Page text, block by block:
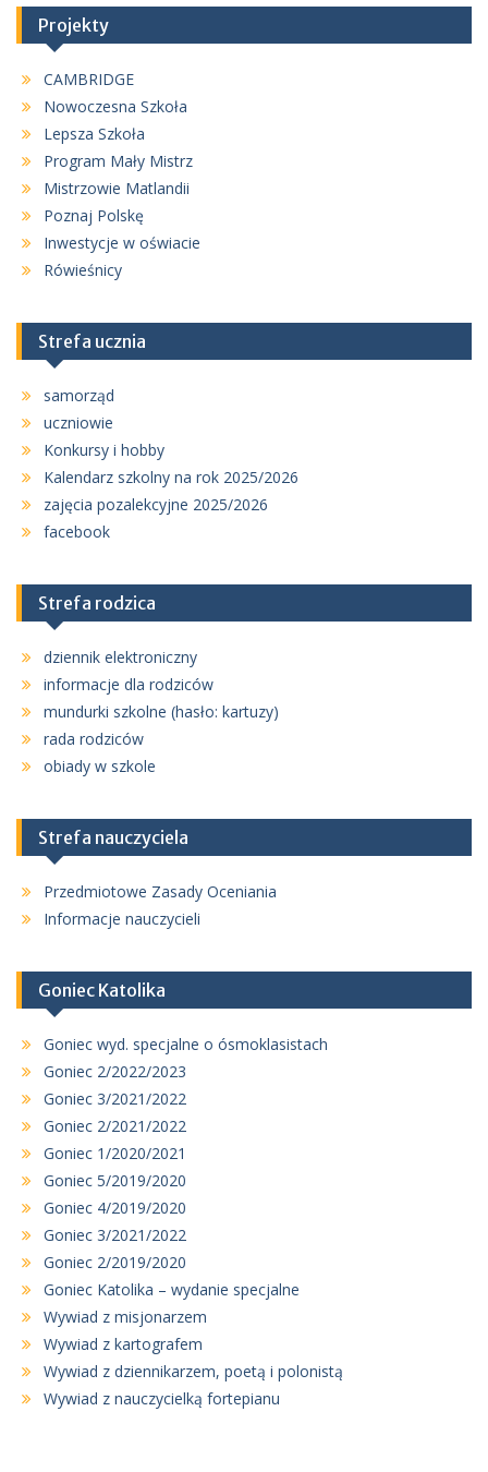
Projekty
CAMBRIDGE
Nowoczesna Szkoła
Lepsza Szkoła
Program Mały Mistrz
Mistrzowie Matlandii
Poznaj Polskę
Inwestycje w oświacie
Rówieśnicy
Strefa ucznia
samorząd
uczniowie
Konkursy i hobby
Kalendarz szkolny na rok 2025/2026
zajęcia pozalekcyjne 2025/2026
facebook
Strefa rodzica
dziennik elektroniczny
informacje dla rodziców
mundurki szkolne (hasło: kartuzy)
rada rodziców
obiady w szkole
Strefa nauczyciela
Przedmiotowe Zasady Oceniania
Informacje nauczycieli
Goniec Katolika
Goniec wyd. specjalne o ósmoklasistach
Goniec 2/2022/2023
Goniec 3/2021/2022
Goniec 2/2021/2022
Goniec 1/2020/2021
Goniec 5/2019/2020
Goniec 4/2019/2020
Goniec 3/2021/2022
Goniec 2/2019/2020
Goniec Katolika – wydanie specjalne
Wywiad z misjonarzem
Wywiad z kartografem
Wywiad z dziennikarzem, poetą i polonistą
Wywiad z nauczycielką fortepianu